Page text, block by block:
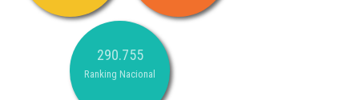
290.755
Ranking Nacional